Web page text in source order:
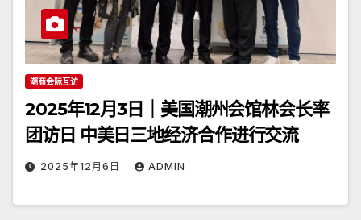
潮商会际互访
2025年12月3日｜美国潮州会馆林会长率
团访日 中美日三地经济合作进行交流
2025年12月6日 ADMIN